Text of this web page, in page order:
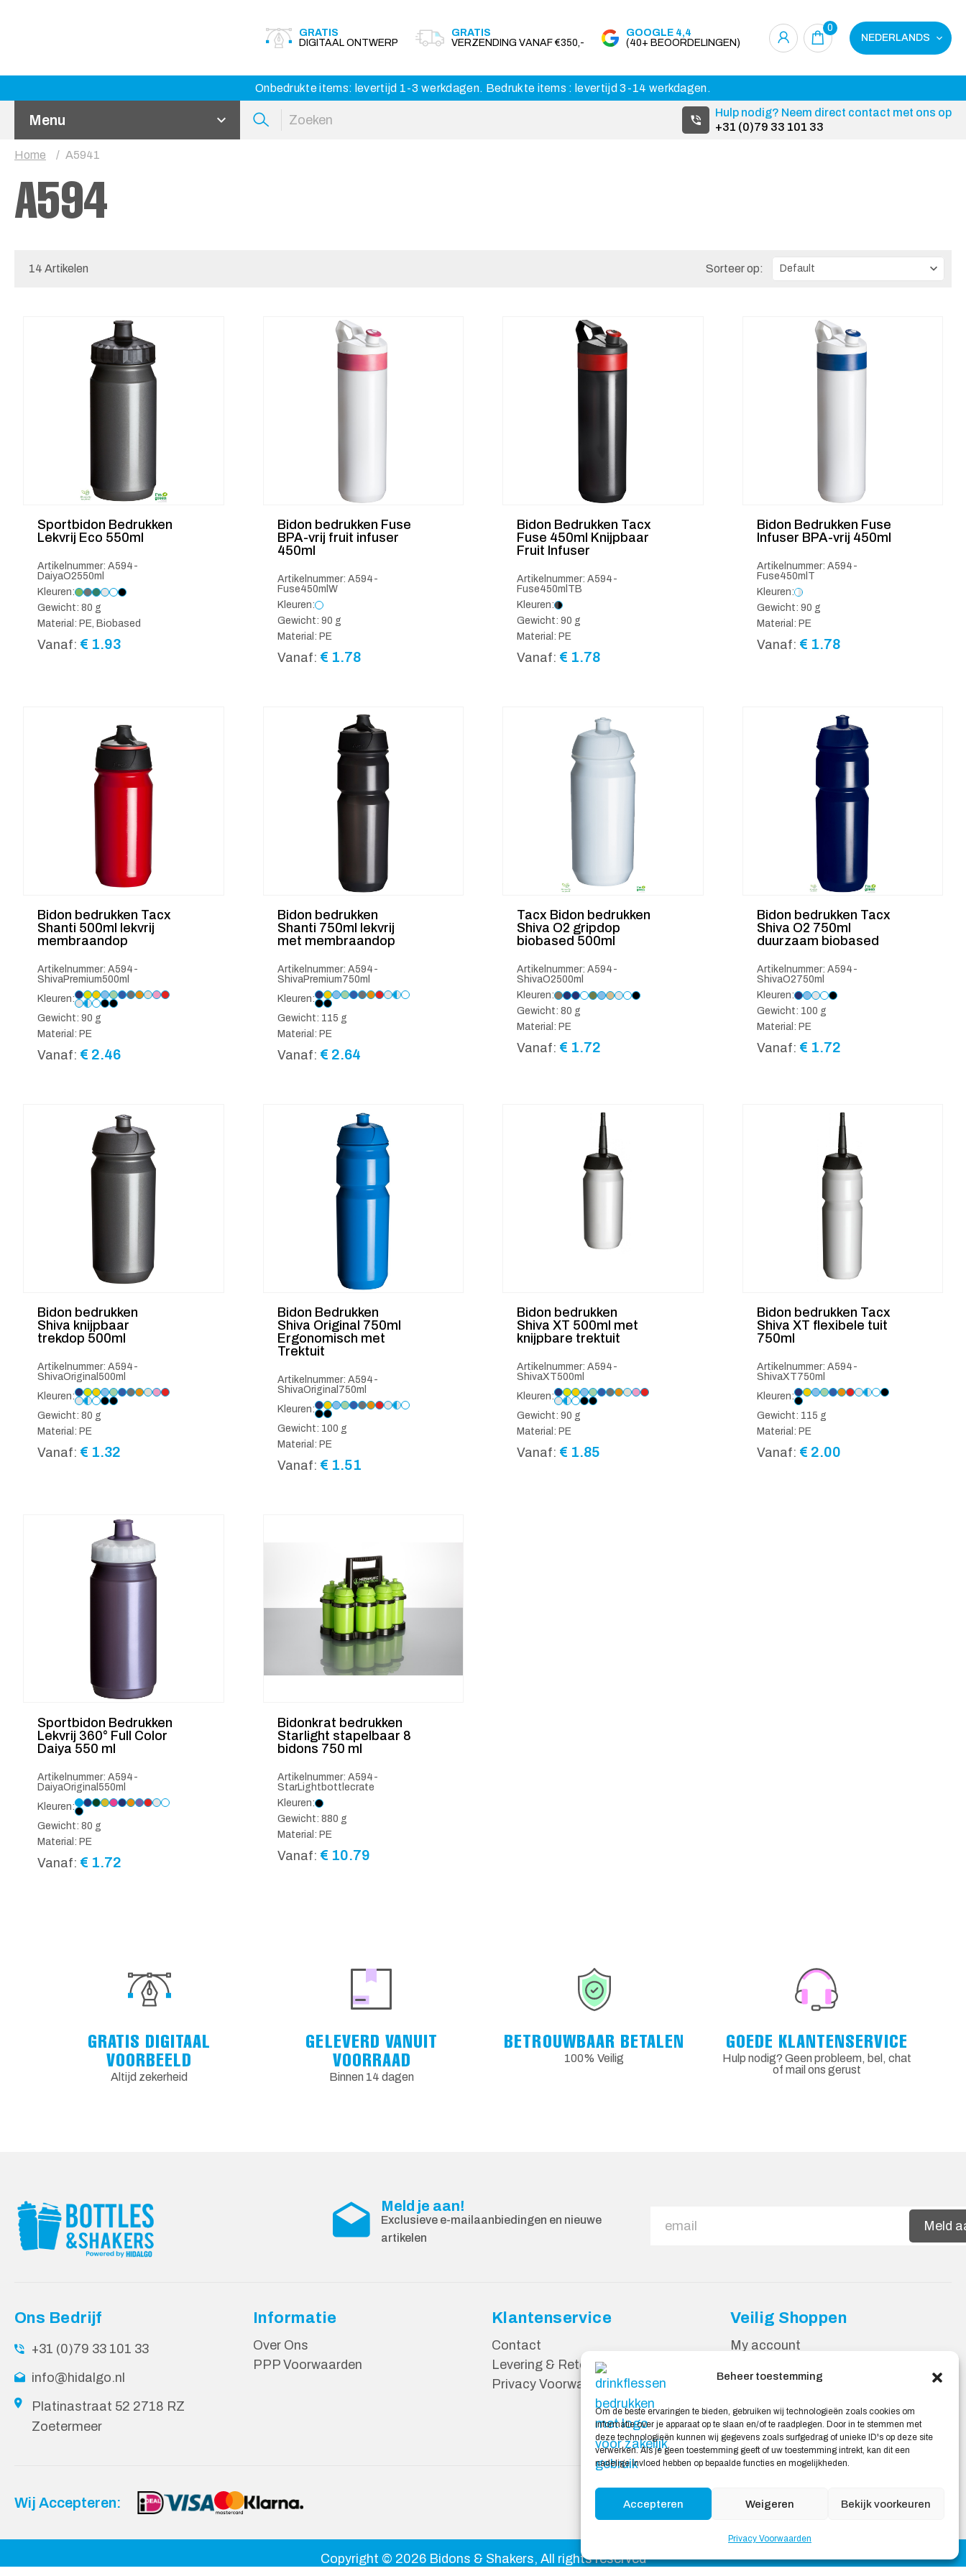
Beheer toestemming
Om de beste ervaringen te bieden, gebruiken wij technologieën zoals cookies om
informatie over je apparaat op te slaan en/of te raadplegen. Door in te stemmen met
deze technologieën kunnen wij gegevens zoals surfgedrag of unieke ID's op deze site
verwerken. Als je geen toestemming geeft of uw toestemming intrekt, kan dit een
nadelige invloed hebben op bepaalde functies en mogelijkheden.
Accepteren Weigeren Bekijk voorkeuren
Privacy Voorwaarden
GRATIS
DIGITAAL ONTWERP
GRATIS
VERZENDING VANAF €350,-
GOOGLE 4,4
(40+ BEOORDELINGEN)
0
NEDERLANDS
Onbedrukte items: levertijd 1-3 werkdagen. Bedrukte items : levertijd 3-14 werkdagen.
Menu
Hulp nodig? Neem direct contact met ons op
+31 (0)79 33 101 33
Home A5941
A594
14 Artikelen Sorteer op:
Sportbidon Bedrukken
Lekvrij Eco 550ml
Artikelnummer: A594-
DaiyaO2550ml
Kleuren:
Gewicht: 80 g
Material: PE, Biobased
Vanaf: € 1.93
Bidon bedrukken Fuse
BPA-vrij fruit infuser
450ml
Artikelnummer: A594-
Fuse450mlW
Kleuren:
Gewicht: 90 g
Material: PE
Vanaf: € 1.78
Bidon Bedrukken Tacx
Fuse 450ml Knijpbaar
Fruit Infuser
Artikelnummer: A594-
Fuse450mlTB
Kleuren:
Gewicht: 90 g
Material: PE
Vanaf: € 1.78
Bidon Bedrukken Fuse
Infuser BPA-vrij 450ml
Artikelnummer: A594-
Fuse450mlT
Kleuren:
Gewicht: 90 g
Material: PE
Vanaf: € 1.78
Bidon bedrukken Tacx
Shanti 500ml lekvrij
membraandop
Artikelnummer: A594-
ShivaPremium500ml
Kleuren:
Gewicht: 90 g
Material: PE
Vanaf: € 2.46
Bidon bedrukken
Shanti 750ml lekvrij
met membraandop
Artikelnummer: A594-
ShivaPremium750ml
Kleuren:
Gewicht: 115 g
Material: PE
Vanaf: € 2.64
Tacx Bidon bedrukken
Shiva O2 gripdop
biobased 500ml
Artikelnummer: A594-
ShivaO2500ml
Kleuren:
Gewicht: 80 g
Material: PE
Vanaf: € 1.72
Bidon bedrukken Tacx
Shiva O2 750ml
duurzaam biobased
Artikelnummer: A594-
ShivaO2750ml
Kleuren:
Gewicht: 100 g
Material: PE
Vanaf: € 1.72
Bidon bedrukken
Shiva knijpbaar
trekdop 500ml
Artikelnummer: A594-
ShivaOriginal500ml
Kleuren:
Gewicht: 80 g
Material: PE
Vanaf: € 1.32
Bidon Bedrukken
Shiva Original 750ml
Ergonomisch met
Trektuit
Artikelnummer: A594-
ShivaOriginal750ml
Kleuren:
Gewicht: 100 g
Material: PE
Vanaf: € 1.51
Bidon bedrukken
Shiva XT 500ml met
knijpbare trektuit
Artikelnummer: A594-
ShivaXT500ml
Kleuren:
Gewicht: 90 g
Material: PE
Vanaf: € 1.85
Bidon bedrukken Tacx
Shiva XT flexibele tuit
750ml
Artikelnummer: A594-
ShivaXT750ml
Kleuren:
Gewicht: 115 g
Material: PE
Vanaf: € 2.00
Sportbidon Bedrukken
Lekvrij 360° Full Color
Daiya 550 ml
Artikelnummer: A594-
DaiyaOriginal550ml
Kleuren:
Gewicht: 80 g
Material: PE
Vanaf: € 1.72
Bidonkrat bedrukken
Starlight stapelbaar 8
bidons 750 ml
Artikelnummer: A594-
StarLightbottlecrate
Kleuren:
Gewicht: 880 g
Material: PE
Vanaf: € 10.79
GRATIS DIGITAAL
VOORBEELD
Altijd zekerheid
GELEVERD VANUIT
VOORRAAD
Binnen 14 dagen
BETROUWBAAR BETALEN
100% Veilig
GOEDE KLANTENSERVICE
Hulp nodig? Geen probleem, bel, chat
of mail ons gerust
Meld je aan!
Exclusieve e-mailaanbiedingen en nieuwe
artikelen
Meld
Ons Bedrijf
+31 (0)79 33 101 33
info@hidalgo.nl
Platinastraat 52 2718 RZ
Zoetermeer
Informatie
Over Ons
PPP Voorwaarden
Klantenservice
Contact
Levering & Retourneren
Privacy Voorwaarden
Veilig Shoppen
My account
Wij Accepteren:
Copyright © 2026 Bidons & Shakers, All rights reserved